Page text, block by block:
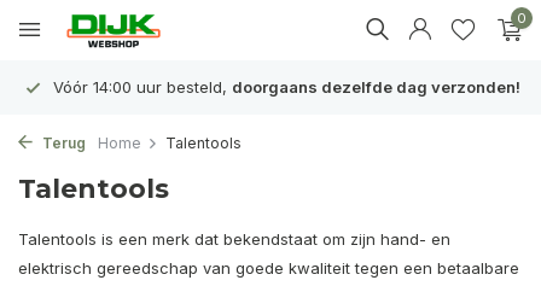
0
Vóór 14:00 uur besteld, doorgaans dezelfde dag verzonden!
Terug Home Talentools
Talentools
Talentools is een merk dat bekendstaat om zijn hand- en
elektrisch gereedschap van goede kwaliteit tegen een betaalbare